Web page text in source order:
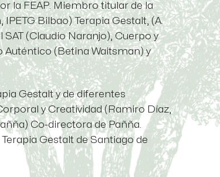
la FEAP. Miembro titular de la
Bilbao) Terapia Gestalt, (A.
(Claudio Naranjo), Cuerpo y
Auténtico (Betina Waitsman) y
Gestalt y de diferentes
y Creatividad (Ramiro Díaz,
Co-directora de Pañña.
Gestalt de Santiago de